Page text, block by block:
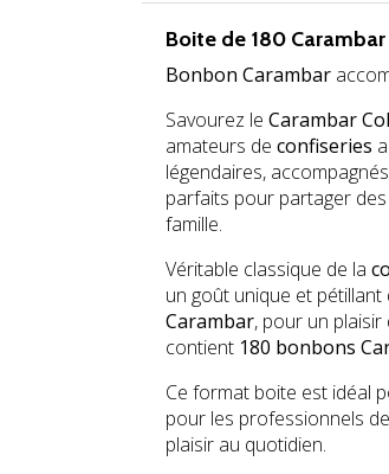
Boite de 180
Bonbon Carambar
Savourez le Carambar
amateurs de confiseries
légendaires,
parfaits pour partager
famille.
Véritable classique de la
un goût unique et
Carambar, pour un
contient 180 bonbons
Ce format boite est idéal
pour les professionnels
plaisir au quotidien.